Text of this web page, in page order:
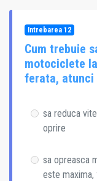
Intrebarea 12
Cum trebuie
motociclete
ferata, atunci
sa reduca
oprire
sa opreasca
este